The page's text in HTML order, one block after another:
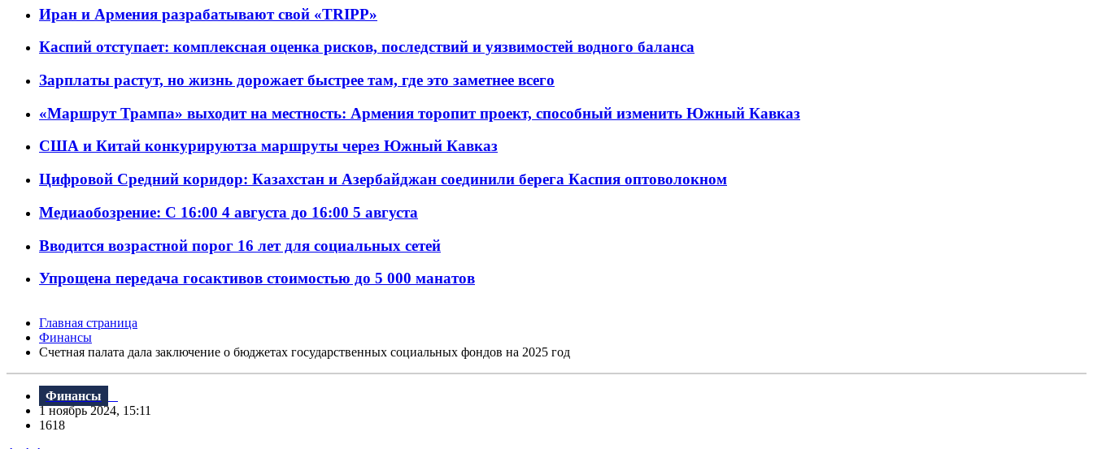
Иран и Армения разрабатывают свой «TRIPP»
Каспий отступает: комплексная оценка рисков, последствий и уязвимостей водного баланса
Зарплаты растут, но жизнь дорожает быстрее там, где это заметнее всего
«Маршрут Трампа» выходит на местность: Армения торопит проект, способный изменить Южный Кавказ
США и Китай конкурируютза маршруты через Южный Кавказ
Цифровой Средний коридор: Казахстан и Азербайджан соединили берега Каспия оптоволокном
Медиаобозрение: С 16:00 4 августа до 16:00 5 августа
Вводится возрастной порог 16 лет для социальных сетей
Упрощена передача госактивов стоимостью до 5 000 манатов
Главная страница
Финансы
Счетная палата дала заключение о бюджетах государственных социальных фондов на 2025 год
Финансы
1 ноябрь 2024, 15:11
1618